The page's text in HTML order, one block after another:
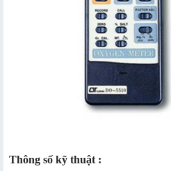
Thông số kỹ thuật :